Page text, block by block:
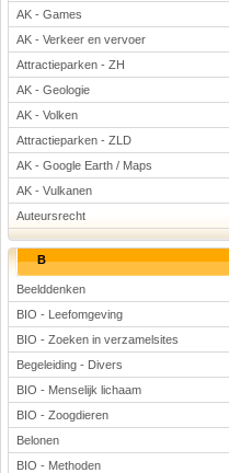
AK - Games
AK - Verkeer en vervoer
Attractieparken - ZH
AK - Geologie
AK - Volken
Attractieparken - ZLD
AK - Google Earth / Maps
AK - Vulkanen
Auteursrecht
B
Beelddenken
BIO - Leefomgeving
BIO - Zoeken in verzamelsites
Begeleiding - Divers
BIO - Menselijk lichaam
BIO - Zoogdieren
Belonen
BIO - Methoden